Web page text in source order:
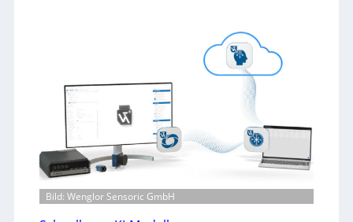
Bild: Wenglor Sensoric GmbH